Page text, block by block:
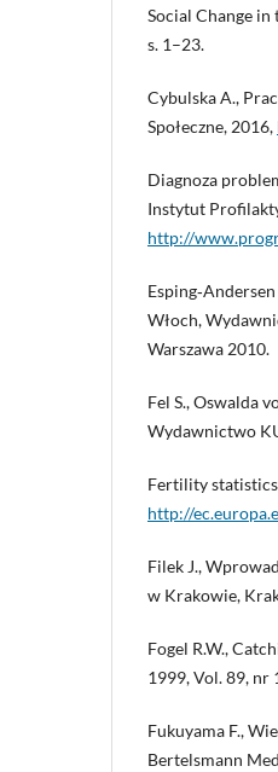
Social Change in
s. 1–23.
Cybulska A.,
Społeczne, 2016,
Diagnoza
Instytut
http://
Włoch,
Warszawa 2010.
Fel S., Oswalda
Wydawnictwo
Fertility
http://
Filek J.,
w Krakowie,
Fogel R.W.,
1999, Vol. 89, nr
Fukuyama F.,
Bertelsmann